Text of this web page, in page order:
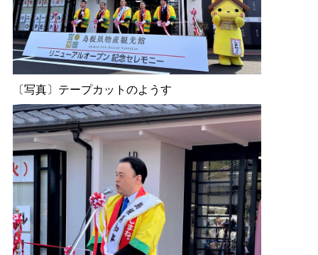
〔写真〕テープカットのようす